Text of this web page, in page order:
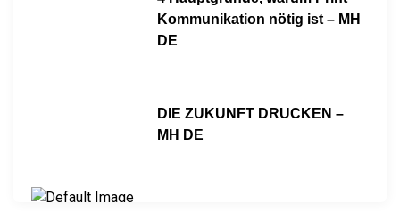
Kommunikation nötig ist – MH
DE
DIE ZUKUNFT DRUCKEN –
MH DE